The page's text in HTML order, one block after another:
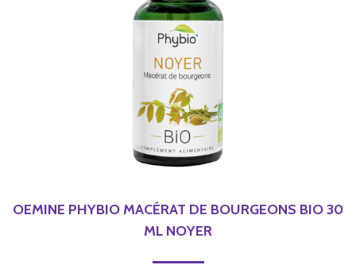
OEMINE PHYBIO MACÉRAT DE BOURGEONS BIO 30
ML NOYER